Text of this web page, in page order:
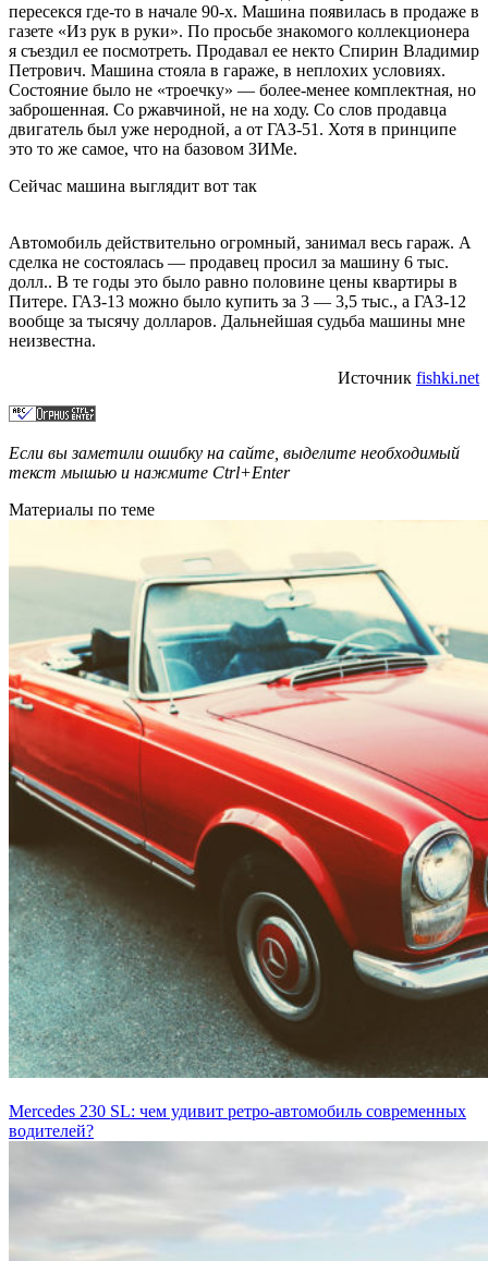
пересекся где-то в начале 90-х. Машина появилась в продаже в
газете «Из рук в руки». По просьбе знакомого коллекционера
я съездил ее посмотреть. Продавал ее некто Спирин Владимир
Петрович. Машина стояла в гараже, в неплохих условиях.
Состояние было не «троечку» — более-менее комплектная, но
заброшенная. Со ржавчиной, не на ходу. Со слов продавца
двигатель был уже неродной, а от ГАЗ-51. Хотя в принципе
это то же самое, что на базовом ЗИМе.
Сейчас машина выглядит вот так
Автомобиль действительно огромный, занимал весь гараж. А
сделка не состоялась — продавец просил за машину 6 тыс.
долл.. В те годы это было равно половине цены квартиры в
Питере. ГАЗ-13 можно было купить за 3 — 3,5 тыс., а ГАЗ-12
вообще за тысячу долларов. Дальнейшая судьба машины мне
неизвестна.
Источник fishki.net
Если вы заметили ошибку на сайте, выделите необходимый
текст мышью и нажмите Ctrl+Enter
Материалы по теме
Mercedes 230 SL: чем удивит ретро-автомобиль современных
водителей?